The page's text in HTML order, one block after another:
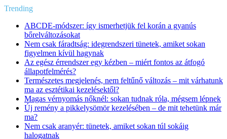
Trending
ABCDE‑módszer: így ismerhetjük fel korán a gyanús
bőrelváltozásokat
Nem csak fáradtság: idegrendszeri tünetek, amiket sokan
figyelmen kívül hagynak
Az egész érrendszer egy kézben – miért fontos az átfogó
állapotfelmérés?
Természetes megjelenés, nem feltűnő változás – mit várhatunk
ma az esztétikai kezelésektől?
Magas vérnyomás nőknél: sokan tudnak róla, mégsem lépnek
Új remény a pikkelysömör kezelésében – de mit tehetünk már
ma?
Nem csak aranyér: tünetek, amiket sokan túl sokáig
halogatnak